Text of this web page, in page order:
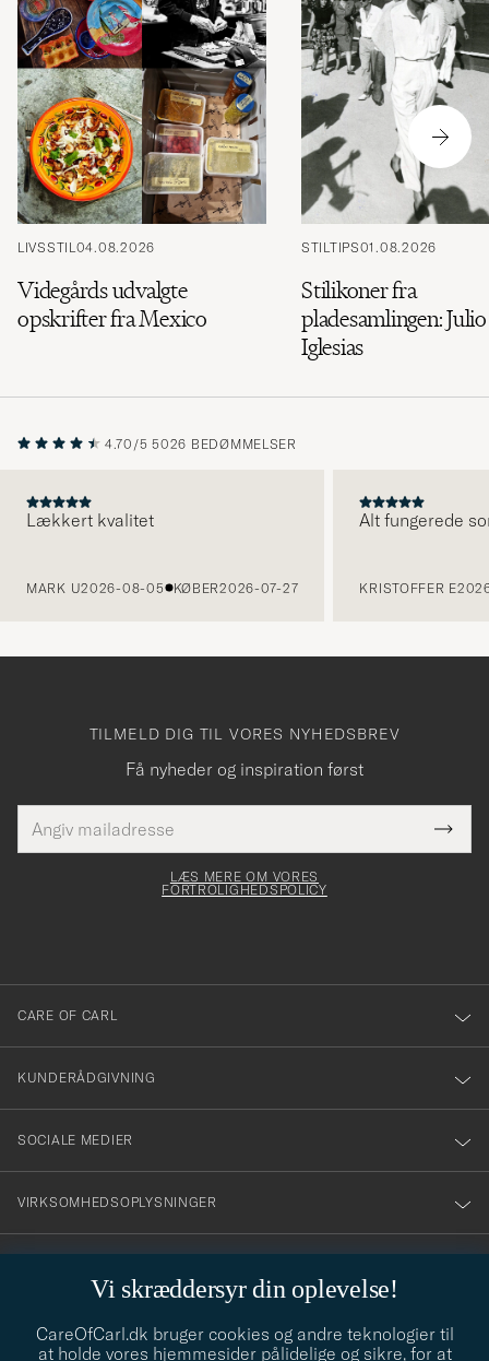
LIVSSTIL 04.08.2026
Videgårds udvalgte
opskrifter fra Mexico
STILTIPS01.08.2026
Stilikoner fra
pladesamlingen: Julio
Iglesias
4.70/5 5026 BEDØMMELSER
Lækkert kvalitet
MARK U2026-08-05 KØBER2026-07-27
Alt fungerede
KRISTOFFER E
Vi skræddersyr din oplevelse!
CareOfCarl.dk bruger cookies og andre teknologier til
at holde vores hjemmesider pålidelige og sikre, for at
TILMELD DIG TIL VORES NYHEDSBREV
Få nyheder og inspiration først
mailadresse
skal
Tack
för
dig
till
vårt
nyhetsbrev!
LÆS MERE OM VORES
FORTROLIGHEDSPOLICY
CARE OF CARL
KUNDERÅDGIVNING
SOCIALE MEDIER
VIRKSOMHEDSOPLYSNINGER
Behøver du hjælp til at finde din stil? Lad os hjælpe dig, vi hjælper
gerne til!